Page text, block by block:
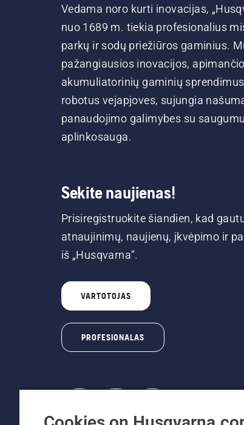
Vedama noro kurti inovacijas,
nuo 1689 m. tiekia profesionalius
parkų ir sodų priežiūros gaminius.
pažangiausios inovacijos,
akumuliatorinių gaminių
robotus vejapjoves, sujungia
panaudojimo galimybes su
aplinkosauga.
Sekite naujienas!
Prisiregistruokite šiandien, kad
atnaujinimų, naujienų, įkvėpimo ir
iš „Husqvarna“.
VARTOTOJAS
PROFESIONALAS